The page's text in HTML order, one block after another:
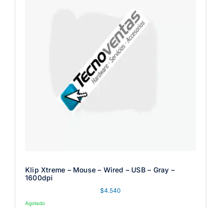
Klip Xtreme – Mouse – Wired – USB – Gray –
1600dpi
$4.540
Agotado